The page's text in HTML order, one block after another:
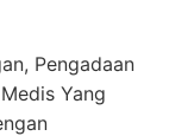
Pengadaan
Yang